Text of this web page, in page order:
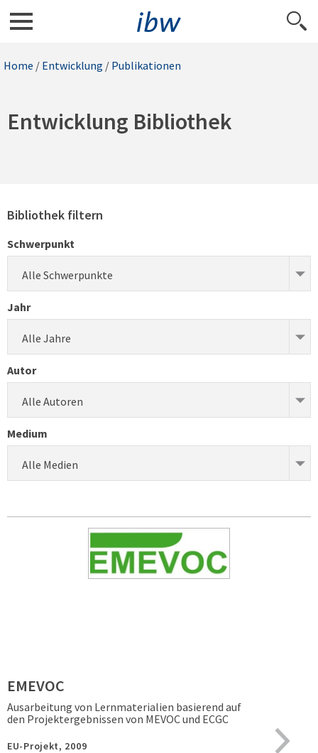
Home / Entwicklung / Publikationen
Entwicklung Bibliothek
Bibliothek filtern
Schwerpunkt
Alle Schwerpunkte
Jahr
Alle Jahre
Autor
Alle Autoren
Medium
Alle Medien
EMEVOC
Ausarbeitung von Lernmaterialien basierend auf
den Projektergebnissen von MEVOC und ECGC
EU-Projekt, 2009